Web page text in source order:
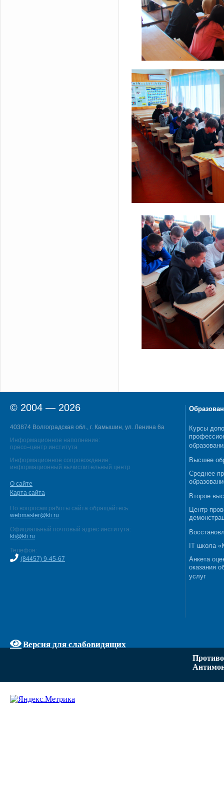
© 2004 — 2026
403874 Волгоградская обл., г. Камышин, ул. Ленина 6а
Информационное наполнение:
пресс–центр института
Информационное сопровождение:
информационный вычислительный центр
О сайте
Карта сайта
По вопросам работы сайта обращайтесь:
webmaster@kti.ru
Официальный почтовый адрес института:
kti@kti.ru
Телефон:
(84457) 9-45-67
Версия для слабовидящих
Курсы
Высшее
Среднее
Второе
Центр
IT школа
Анкета
оказания
услуг